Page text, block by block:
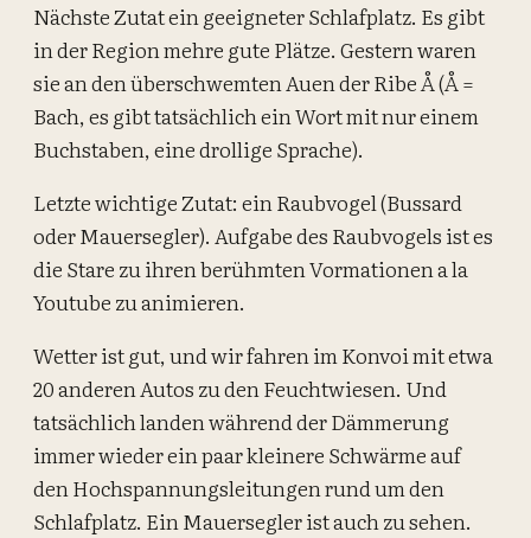
Nächste Zutat ein geeigneter Schlafplatz. Es gibt
in der Region mehre gute Plätze. Gestern waren
sie an den überschwemten Auen der Ribe Å (Å =
Bach, es gibt tatsächlich ein Wort mit nur einem
Buchstaben, eine drollige Sprache).
Letzte wichtige Zutat: ein Raubvogel (Bussard
oder Mauersegler). Aufgabe des Raubvogels ist es
die Stare zu ihren berühmten Vormationen a la
Youtube zu animieren.
Wetter ist gut, und wir fahren im Konvoi mit etwa
20 anderen Autos zu den Feuchtwiesen. Und
tatsächlich landen während der Dämmerung
immer wieder ein paar kleinere Schwärme auf
den Hochspannungsleitungen rund um den
Schlafplatz. Ein Mauersegler ist auch zu sehen.